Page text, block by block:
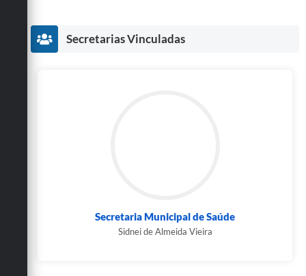
Secretarias Vinculadas
Secretaria Municipal de Saúde
Sidnei de Almeida Vieira